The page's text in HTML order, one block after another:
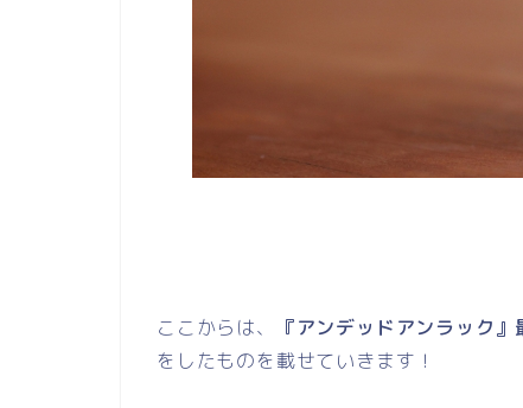
ここからは、 『アンデッドアンラック
をしたものを載せていきます！